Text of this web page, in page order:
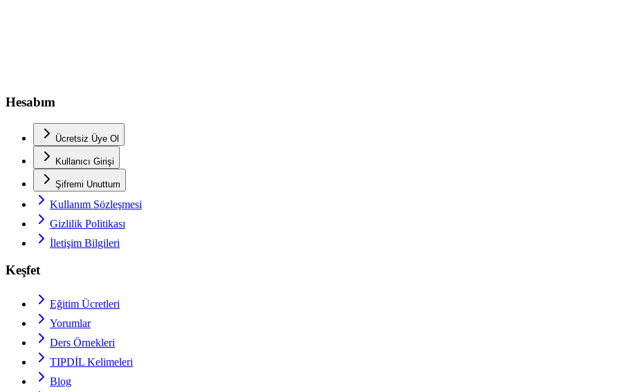
Hesabım
Ücretsiz Üye Ol
Kullanıcı Girişi
Şifremi Unuttum
Kullanım Sözleşmesi
Gizlilik Politikası
İletişim Bilgileri
Keşfet
Eğitim Ücretleri
Yorumlar
Ders Örnekleri
TIPDİL Kelimeleri
Blog